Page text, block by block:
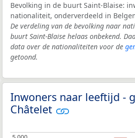
Bevolking in de buurt Saint-Blaise:
nationaliteit, onderverdeeld in
De verdeling van de bevolking naar
buurt Saint-Blaise helaas onbekend.
data over de nationaliteiten voor de
getoond.
Inwoners naar leeftijd -
Châtelet